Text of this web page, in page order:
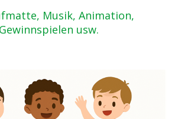
2018
Musik, Animation,
Gewinnspielen usw.